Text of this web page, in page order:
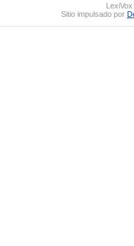
Sitio impulsado por